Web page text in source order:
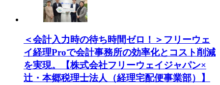
＜会計入力時の待ち時間ゼロ！＞フリーウェ
イ経理Proで会計事務所の効率化とコスト削減
を実現。【株式会社フリーウェイジャパン×
辻・本郷税理士法人（経理宅配便事業部）】